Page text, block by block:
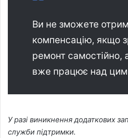
Ви не зможете
компенсацію, якщо
ремонт самостійно,
вже працює над цим
У разі виникнення додаткових
служби підтримки.